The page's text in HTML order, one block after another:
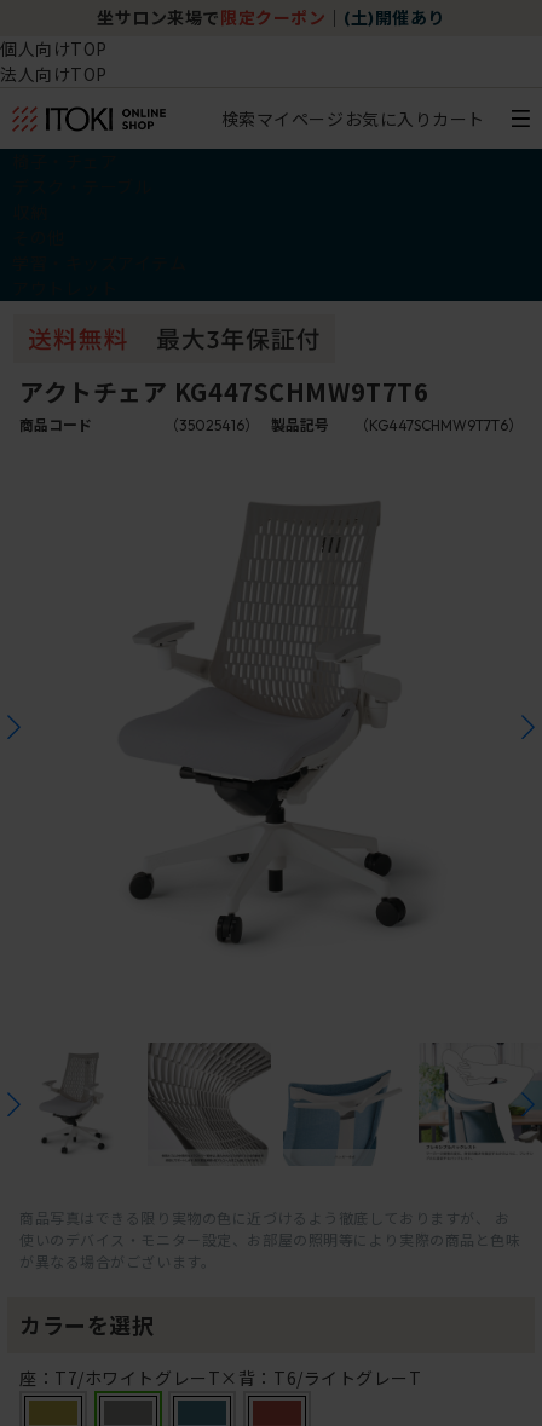
坐サロン来場で 限定クーポン (土)開催あり
個人向けTOP
法人向けTOP
検索マイページ お気に入り カート
アクトチェア KG447SCHMW9T7T6
商品コード （35025416） 製品記号 （KG447SCHMW9T7T6）
商品写真はできる限り実物の色に近づけるよう徹底しておりますが、 お
使いのデバイス・モニター設定、お部屋の照明等により実際の商品と色味
が異なる場合がございます。
カラーを選択
座：T7/ホワイトグレーT×背：T6/ライトグレーT